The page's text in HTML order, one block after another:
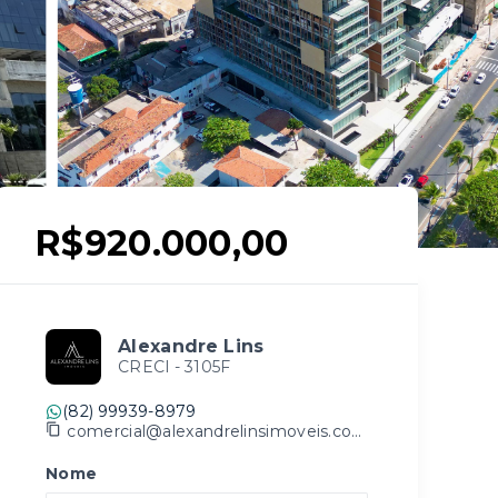
R$920.000,00
Alexandre Lins
CRECI - 3105F
(82) 99939-8979
comercial@alexandrelinsimoveis.com.br
Nome